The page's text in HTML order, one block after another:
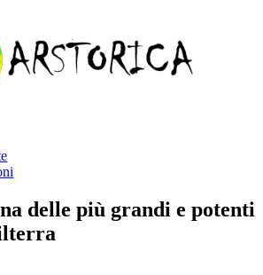
delle più grandi e potenti